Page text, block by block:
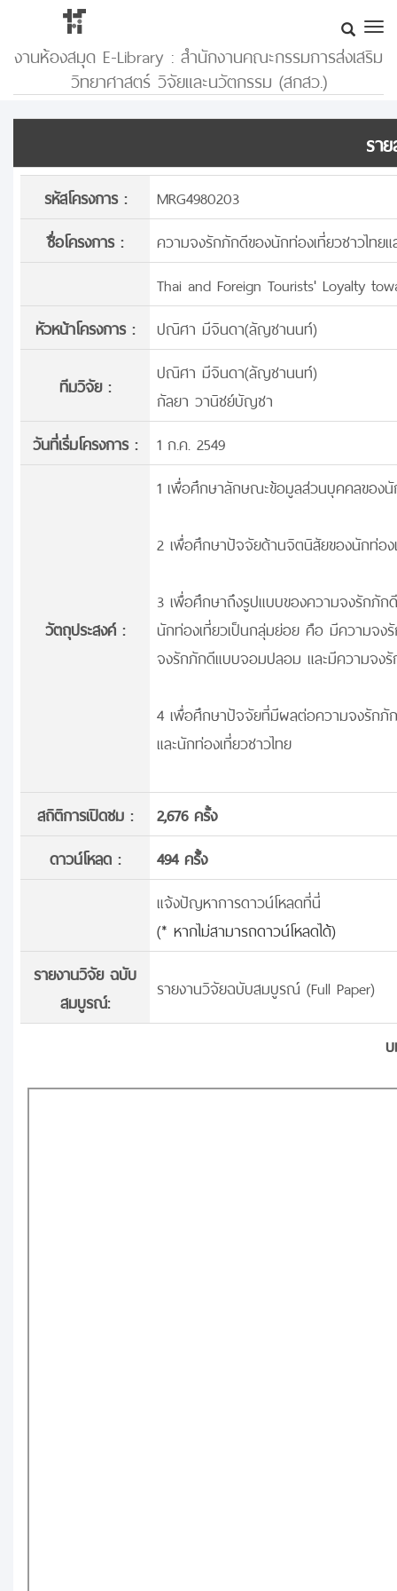
งานห้องสมุด E-Library : สำนักงานคณะกรรมการส่งเสริม
วิทยาศาสตร์ วิจัยและนวัตกรรม (สกสว.)
รา
รหัสโครงการ :
MRG4980203
ชื่อโครงการ :
ความจงรักภักดีของนักท่องเที่ยวชาวไทย
Thai and Foreign Tourists' Loyalty
หัวหน้าโครงการ :
ปณิศา มีจินดา(ลัญชานนท์)
ทีมวิจัย :
ปณิศา มีจินดา(ลัญชานนท์)
กัลยา วานิชย์บัญชา
วันที่เริ่มโครงการ :
1 ก.ค. 2549
วัตถุประสงค์ :
1 เพื่อศึกษาลักษณะข้อมูลส่วนบุคคลของนั
2 เพื่อศึกษาปัจจัยด้านจิตนิสัยของนักท่อง
3 เพื่อศึกษาถึงรูปแบบของความจงรักภัก
นักท่องเที่ยวเป็นกลุ่มย่อย คือ มีความจ
จงรักภักดีแบบจอมปลอม และมีความจง
4 เพื่อศึกษาปัจจัยที่มีผลต่อความจงรักภัก
และนักท่องเที่ยวชาวไทย
สถิติการเปิดชม :
2,676 ครั้ง
ดาวน์โหลด :
494 ครั้้ง
แจ้งปัญหาการดาวน์โหลดที่นี่
(* หากไม่สามารถดาวน์โหลดได้)
รายงานวิจัย ฉบับ
สมบูรณ์:
รายงานวิจัยฉบับสมบูรณ์ (Full Paper)